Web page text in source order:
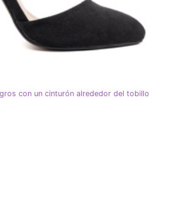
con un cinturón alrededor del tobillo